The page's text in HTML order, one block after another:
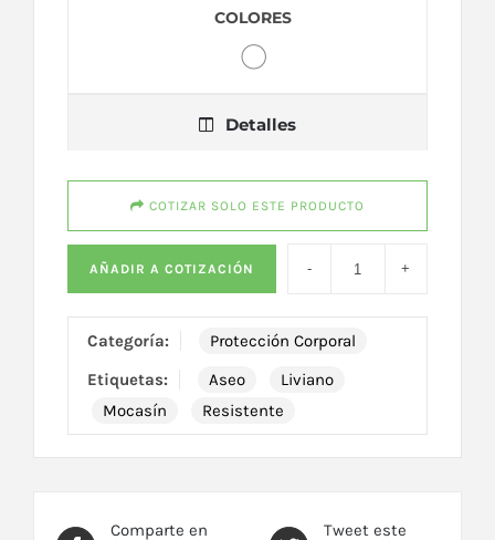
COLORES
Detalles
COTIZAR SOLO ESTE PRODUCTO
AÑADIR A COTIZACIÓN
Categoría:
Protección Corporal
Etiquetas:
Aseo
Liviano
Mocasín
Resistente
Comparte en
Tweet este